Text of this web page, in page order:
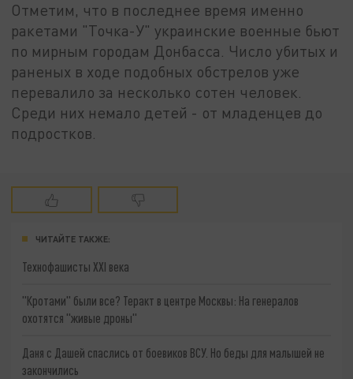
Отметим, что в последнее время именно
ракетами "Точка-У" украинские военные бьют
по мирным городам Донбасса. Число убитых и
раненых в ходе подобных обстрелов уже
перевалило за несколько сотен человек.
Среди них немало детей - от младенцев до
подростков.
ЧИТАЙТЕ ТАКЖЕ:
Технофашисты XXI века
"Кротами" были все? Теракт в центре Москвы: На генералов
охотятся "живые дроны"
Даня с Дашей спаслись от боевиков ВСУ. Но беды для малышей не
закончились